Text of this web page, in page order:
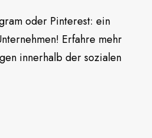
oder Pinterest: ein
Erfahre mehr
innerhalb der sozialen